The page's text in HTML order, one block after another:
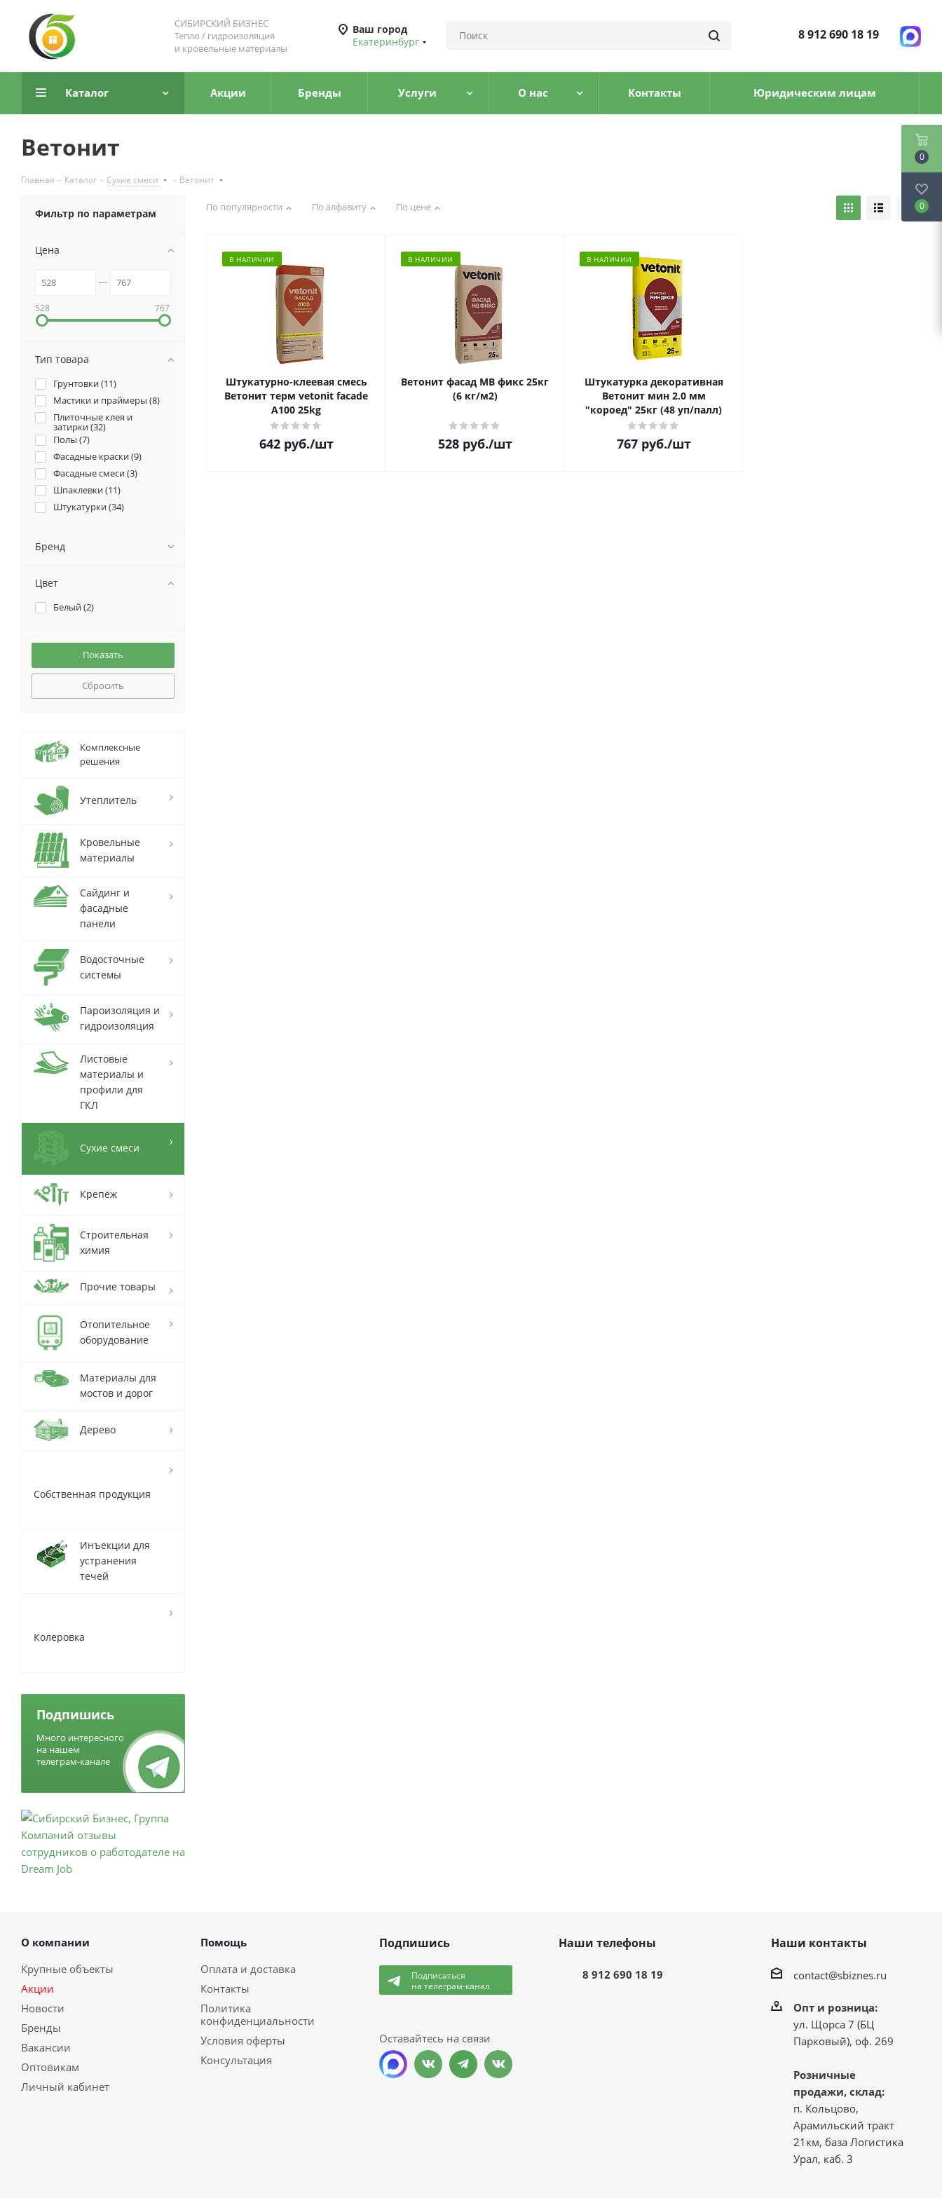
СИБИРСКИЙ БИЗНЕС
Тепло / гидроизоляция
и кровельные материалы
Ваш город
Екатеринбург
8 912 690 18 19
Каталог Акции Бренды Услуги О нас Контакты Юридическим лицам
Ветонит
Главная - Каталог - Сухие смеси - Ветонит
По популярности По алфавиту По цене
В НАЛИЧИИ
Штукатурно-клеевая смесь
Ветонит терм vetonit facade
А100 25kg
642руб./шт
В НАЛИЧИИ
Ветонит фасад МВ фикс 25кг
(6 кг/м2)
528руб./шт
В НАЛИЧИИ
Штукатурка декоративная
Ветонит мин 2.0 мм
"короед" 25кг (48 уп/палл)
767руб./шт
Фильтр по параметрам
Цена
528 767
Тип товара
Грунтовки (11)
Мастики и праймеры (8)
Плиточные клея и
затирки (32)
Полы (7)
Фасадные краски (9)
Фасадные смеси (3)
Шпаклевки (11)
Штукатурки (34)
Бренд
Цвет
Белый (2)
Сбросить
Комплексные
решения
Утеплитель
Кровельные
материалы
Сайдинг и
фасадные
панели
Водосточные
системы
Пароизоляция и
гидроизоляция
Листовые
материалы и
профили для
ГКЛ
Сухие смеси
Крепёж
Строительная
химия
Прочие товары
Отопительное
оборудование
Материалы для
мостов и дорог
Дерево
Собственная продукция
Инъекции для
устранения
течей
Колеровка
Подпишись
Много интересного
на нашем
телеграм-канале
О компании
Крупные объекты
Акции
Новости
Бренды
Вакансии
Оптовикам
Личный кабинет
Помощь
Оплата и доставка
Контакты
Политика
конфиденциальности
Условия оферты
Консультация
Подпишись
Подписаться
на телеграм-канал
Оставайтесь на связи
Наши телефоны
8 912 690 18 19
Наши контакты
contact@sbiznes.ru
Опт и розница:
ул. Щорса 7 (БЦ
Парковый), оф. 269
Розничные
продажи, склад:
п. Кольцово,
Арамильский тракт
21км, база Логистика
Урал, каб. 3
0
0